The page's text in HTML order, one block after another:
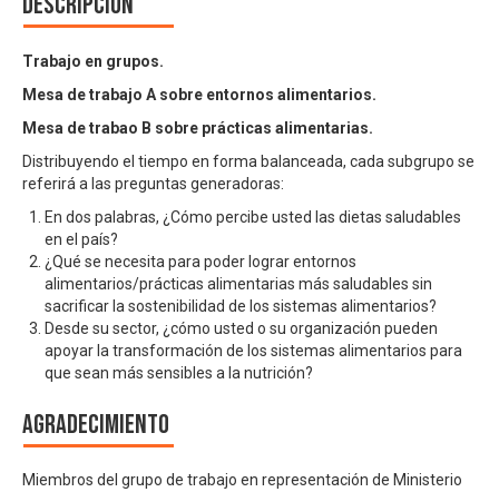
Trabajo en grupos.
Mesa de trabajo A sobre entornos alimentarios.
Mesa de trabao B sobre prácticas alimentarias.
Distribuyendo el tiempo en forma balanceada, cada subgrupo se
referirá a las preguntas generadoras:
En dos palabras, ¿Cómo percibe usted las dietas saludables
en el país?
¿Qué se necesita para poder lograr entornos
alimentarios/prácticas alimentarias más saludables sin
sacrificar la sostenibilidad de los sistemas alimentarios?
Desde su sector, ¿cómo usted o su organización pueden
apoyar la transformación de los sistemas alimentarios para
que sean más sensibles a la nutrición?
Agradecimiento
Miembros del grupo de trabajo en representación de Ministerio